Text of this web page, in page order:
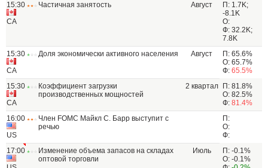
15:30
CA
Частичная занятость Август
П: 1.7K;
-8.1K
О:
Ф: 32.2K;
7.8K
15:30
CA
Доля экономически активного населения Август
П: 65.6%
О: 65.7%
Ф: 65.5%
15:30
CA
Коэффициент загрузки
производственных мощностей
2 квартал
П: 81.8%
О: 82.5%
Ф: 81.4%
16:00
US
Член FOMC Майкл С. Барр выступит с
речью
П:
О:
Ф:
17:00
Изменение объема запасов на складах
оптовой торговли
Июль
П: -0.1%
О: -0.1%